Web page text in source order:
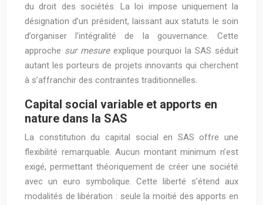
du droit des sociétés. La loi impose uniquement la
désignation d’un président, laissant aux statuts le soin
d’organiser l’intégralité de la gouvernance. Cette
approche sur mesure explique pourquoi la SAS séduit
autant les porteurs de projets innovants qui cherchent
à s’affranchir des contraintes traditionnelles.
Capital social variable et apports en
nature dans la SAS
La constitution du capital social en SAS offre une
flexibilité remarquable. Aucun montant minimum n’est
exigé, permettant théoriquement de créer une société
avec un euro symbolique. Cette liberté s’étend aux
modalités de libération : seule la moitié des apports en